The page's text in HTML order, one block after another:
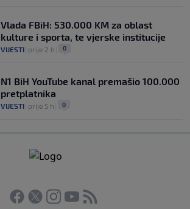
Vlada FBiH: 530.000 KM za oblast
kulture i sporta, te vjerske institucije
VIJESTI prije 2 h 0
N1 BiH YouTube kanal premašio 100.000
pretplatnika
VIJESTI prije 5 h 0